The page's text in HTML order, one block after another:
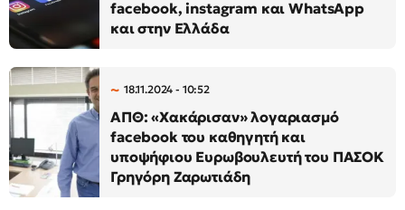
facebook, instagram και WhatsApp
και στην Ελλάδα
18.11.2024 - 10:52
ΑΠΘ: «Χακάρισαν» λογαριασμό
facebook του καθηγητή και
υποψήφιου Ευρωβουλευτή του ΠΑΣΟΚ
Γρηγόρη Ζαρωτιάδη